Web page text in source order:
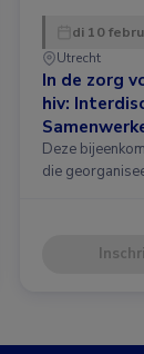
di 10
Utrecht
In de zorg
hiv:
Deze
die